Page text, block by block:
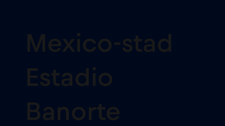
Mexico-stad
Estadio
Banorte